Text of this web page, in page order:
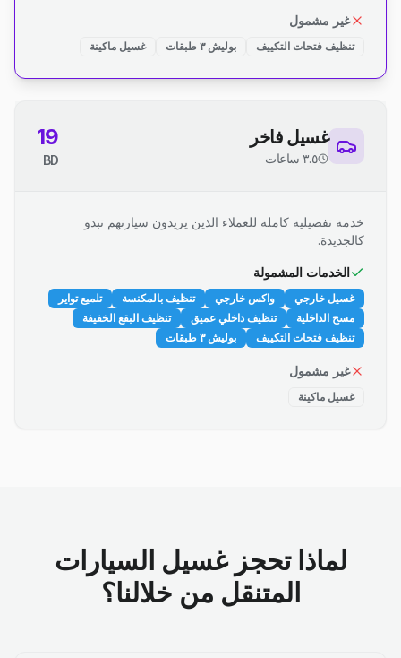
غير مشمول
تنظيف فتحات التكييف بوليش ٣ طبقات غسيل ماكينة
غسيل فاخر
٣.٥ ساعات
19
BD
خدمة تفصيلية كاملة للعملاء الذين يريدون سيارتهم تبدو
كالجديدة.
الخدمات المشمولة
غسيل خارجي واكس خارجي تنظيف بالمكنسة
تلميع تواير
مسح الداخلية
تنظيف داخلي عميق
تنظيف البقع الخفيفة
تنظيف فتحات التكييف
بوليش ٣ طبقات
غير مشمول
غسيل ماكينة
لماذا تحجز غسيل السيارات
المتنقل من خلالنا؟